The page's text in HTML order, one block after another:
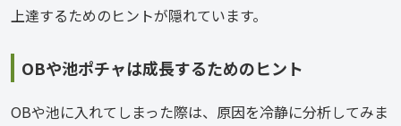
上達するためのヒントが隠れています。
OBや池ポチャは成長するためのヒント
OBや池に入れてしまった際は、原因を冷静に分析してみま